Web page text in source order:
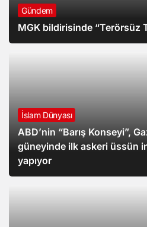
Gündem
MGK bildirisinde “Terörsüz
İslam Dünyası
ABD’nin “Barış Konseyi”,
güneyinde ilk askeri üssün
yapıyor